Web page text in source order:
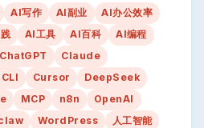
AI写作 AI副业
AI办公效率
AI工具 AI百科
AI编程
ChatGPT
Claude
Cursor
DeepSeek
MCP n8n
OpenAI
WordPress
人工智能